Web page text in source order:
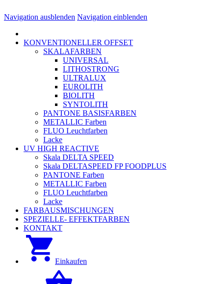
Navigation ausblenden Navigation einblenden
KONVENTIONELLER OFFSET
SKALAFARBEN
UNIVERSAL
LITHOSTRONG
ULTRALUX
EUROLITH
BIOLITH
SYNTOLITH
PANTONE BASISFARBEN
METALLIC Farben
FLUO Leuchtfarben
Lacke
UV HIGH REACTIVE
Skala DELTA SPEED
Skala DELTASPEED FP FOODPLUS
PANTONE Farben
METALLIC Farben
FLUO Leuchtfarben
Lacke
FARBAUSMISCHUNGEN
SPEZIELLE- EFFEKTFARBEN
KONTAKT
Einkaufen